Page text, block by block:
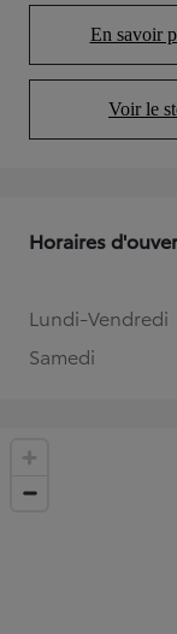
En savoir
Voir le
Horaires
Lundi-Vendredi
Samedi